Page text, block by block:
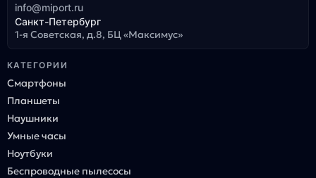
info@miport.ru
Санкт-Петербург
1-я Советская, д.8, БЦ «Максимус»
КАТЕГОРИИ
Смартфоны
Планшеты
Наушники
Умные часы
Ноутбуки
Беспроводные пылесосы